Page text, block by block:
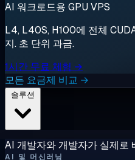
AI 워크로드용 GPU VPS
L4, L40S, H100에 전체
지. 초 단위 과금.
1시간 무료 체험 →
모든 요금제 비교 →
AI 개발자와 개발자가 실제로
AI 및 머신러닝